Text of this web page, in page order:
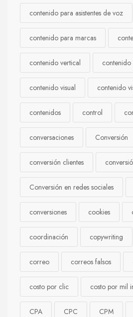
contenido para asistentes de voz
contenido para marcas
contenido vertical contenido
contenido visual contenido
contenidos control
conversaciones Conversión
conversión clientes
Conversión en redes sociales
conversiones cookies
coordinación copywriting
correo correos falsos
costo por clic costo por mil
CPA CPC CPM